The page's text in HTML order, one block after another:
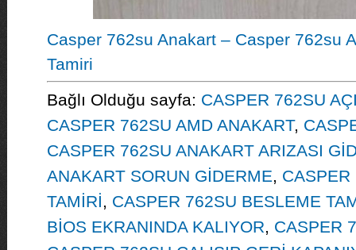
Casper 762su Anakart – Casper 762su
Tamiri
Bağlı Olduğu sayfa: CASPER 762SU
CASPER 762SU AMD ANAKART,
CASPER 762SU ANAKART ARIZASI
ANAKART SORUN GİDERME, CASPER
TAMİRİ, CASPER 762SU BESLEME
BİOS EKRANINDA KALIYOR, CASPER